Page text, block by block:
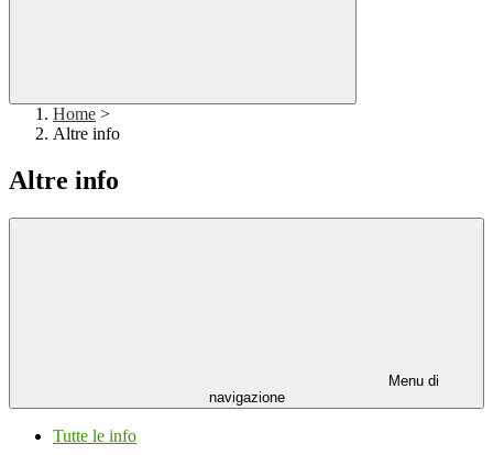
Home >
Altre info
Altre info
Menu di
navigazione
Tutte le info